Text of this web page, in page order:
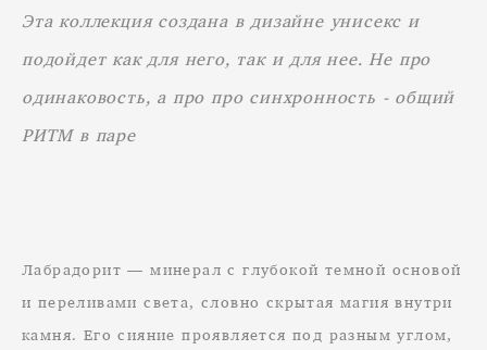
Эта коллекция создана в дизайне унисекс и
подойдет как для него, так и для нее. Не про
одинаковость, а про про синхронность - общий
РИТМ в паре
Лабрадорит — минерал с глубокой темной основой
и переливами света, словно скрытая магия внутри
камня. Его сияние проявляется под разным углом,